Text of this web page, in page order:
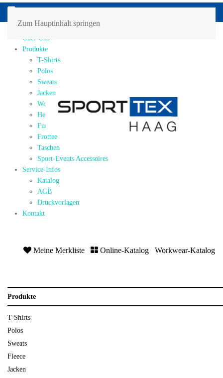
Zum Hauptinhalt springen
Home
Über Uns
Produkte
T-Shirts
Polos
Sweats
Jacken
Workwear
Hemden / Blusen
Funktions-Shirts/Sports
Frottee
Taschen
Sport-Events Accessoires
Service-Infos
Katalog
AGB
Druckvorlagen
Kontakt
Meine Merkliste Online-Katalog Workwear-Katalog
Produkte
T-Shirts
Polos
Sweats
Fleece
Jacken